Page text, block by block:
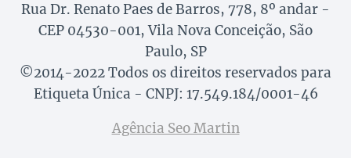
Rua Dr. Renato Paes de Barros, 778, 8º andar -
CEP 04530-001, Vila Nova Conceição, São
Paulo, SP
©2014-2022 Todos os direitos reservados para
Etiqueta Única - CNPJ: 17.549.184/0001-46
Agência Seo Martin